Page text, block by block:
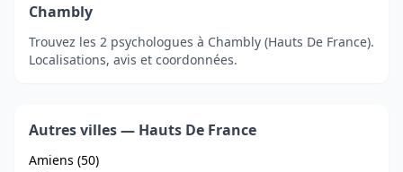
Chambly
Trouvez les 2 psychologues à Chambly (Hauts De France).
Localisations, avis et coordonnées.
Autres villes — Hauts De France
Amiens (50)